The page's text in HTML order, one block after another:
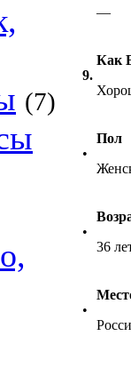
(7)
—
9.
Как
•
Пол
•
36
•